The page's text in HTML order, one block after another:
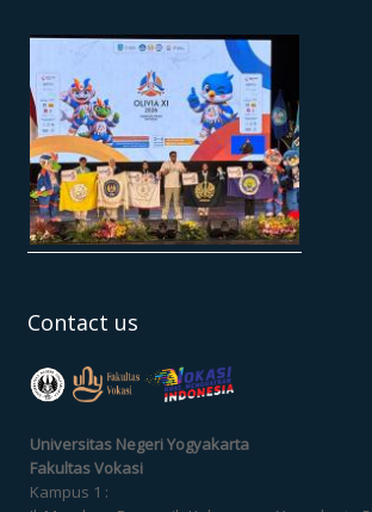
Contact us
Universitas Negeri Yogyakarta
Fakultas Vokasi
Kampus 1 :